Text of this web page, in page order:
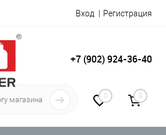
Вход Регистрация
+7 (902) 924-36-40
0 0